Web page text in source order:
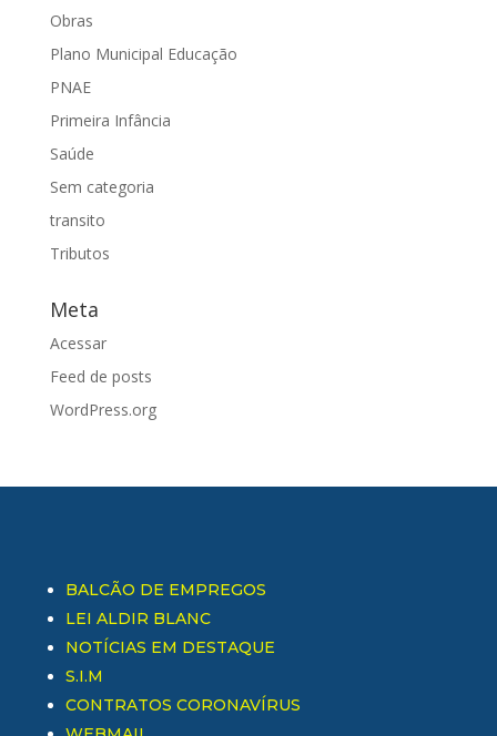
Obras
Plano Municipal Educação
PNAE
Primeira Infância
Saúde
Sem categoria
transito
Tributos
Meta
Acessar
Feed de posts
WordPress.org
BALCÃO DE EMPREGOS
LEI ALDIR BLANC
NOTÍCIAS EM DESTAQUE
S.I.M
CONTRATOS CORONAVÍRUS